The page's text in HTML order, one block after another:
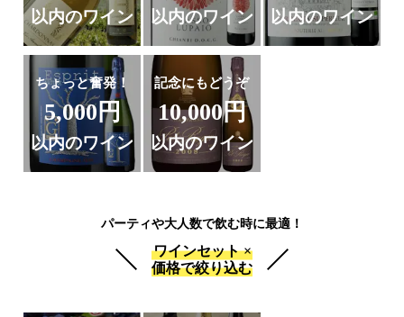
以内のワイン 以内のワイン 以内のワイン
ちょっと奮発！
5,000円
以内のワイン
記念にもどうぞ
10,000円
以内のワイン
パーティや大人数で飲む時に最適！
ワインセット ×
価格で絞り込む